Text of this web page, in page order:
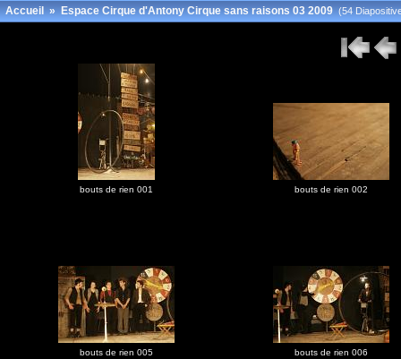
Accueil»Espace Cirque d'Antony Cirque sans raisons 03 2009 (54
bouts de rien 001 bouts de rien 002
bouts de rien 005 bouts de rien 006